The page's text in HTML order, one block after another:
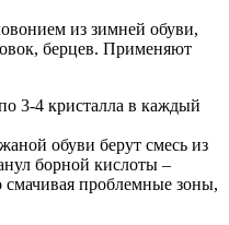
из зимней обуви,
берцев. Применяют
3-4 кристалла в каждый
обуви берут смесь из
борной кислоты –
проблемные зоны,